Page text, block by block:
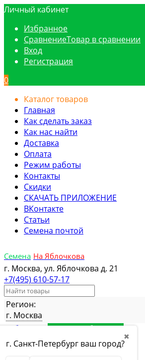
Личный кабинет
Избранное
СравнениеТовар в сравнении
Вход
Регистрация
0
Каталог товаров
Главная
Как сделать заказ
Как нас найти
Доставка
Оплата
Режим работы
Контакты
Скидки
СКАЧАТЬ ПРИЛОЖЕНИЕ
ВКонтакте
Статьи
Семена почтой
Семена На Яблочкова
г. Москва, ул. Яблочкова д. 21
+7(495) 610-57-17
Регион:
г. Москва
✖
г. Санкт-Петербург ваш город?
Избранное Товар в избранном
СравнениеТовар в сравнении
Вход